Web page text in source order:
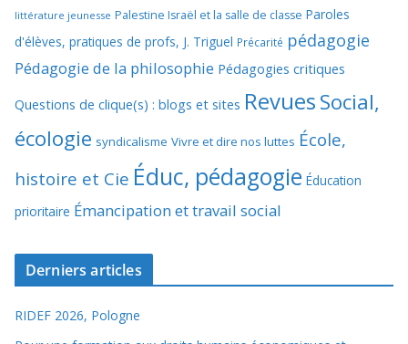
littérature jeunesse Palestine Israël et la salle de classe Paroles
d'élèves, pratiques de profs, J. Triguel Précarité pédagogie
Pédagogie de la philosophie Pédagogies critiques
Questions de clique(s) : blogs et sites RevuesSocial,
écologie syndicalisme Vivre et dire nos luttes École,
histoire et Cie Éduc, pédagogie Éducation
prioritaire Émancipation et travail social
Derniers articles
RIDEF 2026, Pologne